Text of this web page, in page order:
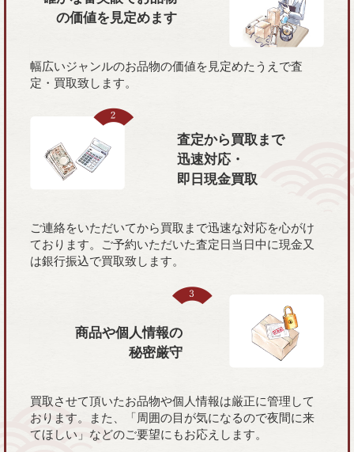
の価値を 見定めます
幅広いジャンルのお品物の価値を見定めたうえで査
定・買取致します。
査定から買取まで
迅速対応・
即日現金買取
ご連絡をいただいてから買取まで迅速な対応を心がけ
ております。ご予約いただいた査定日当日中に現金又
は銀行振込で買取致します。
商品や個人情報の
秘密厳守
買取させて頂いたお品物や個人情報は厳正に管理して
おります。また、「周囲の目が気になるので夜間に来
てほしい」などのご要望にもお応えします。